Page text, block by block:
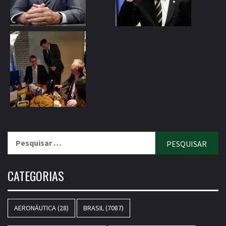
CATEGORIAS
AERONÁUTICA(28) BRASIL(7087)